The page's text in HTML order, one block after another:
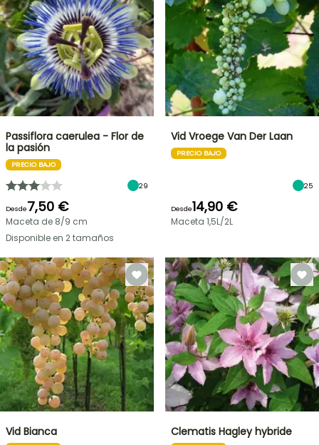
Passiflora caerulea - Flor de
la pasión
PRECIO BAJO
29
Desde7,50 €
Maceta de 8/9 cm
Disponible en 2 tamaños
Vid Vroege Van Der Laan
PRECIO BAJO
25
Desde14,90 €
Maceta 1,5L/2L
Vid Bianca Clematis Hagley hybride